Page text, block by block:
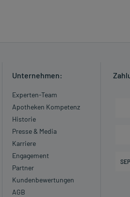
Unternehmen:
Experten-Team
Apotheken Kompetenz
Historie
Presse & Media
Karriere
Engagement
Partner
Kundenbewertungen
AGB